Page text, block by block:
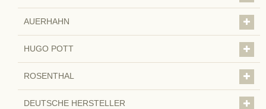
AUERHAHN
HUGO POTT
ROSENTHAL
DEUTSCHE HERSTELLER